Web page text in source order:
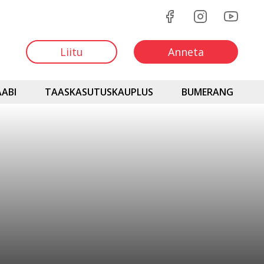
Liitu Anneta
TAASKASUTUSKAUPLUS BUMERANG